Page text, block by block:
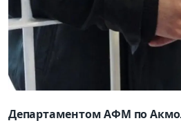
Департаментом АФМ по